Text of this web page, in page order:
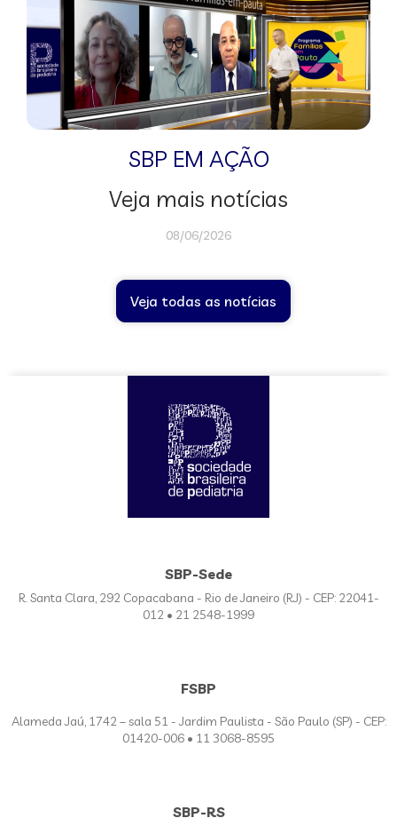
SBP EM AÇÃO
Veja mais notícias
08/06/2026
Veja todas as notícias
SBP-Sede
R. Santa Clara, 292 Copacabana - Rio de Janeiro (RJ) - CEP: 22041-
012 • 21 2548-1999
FSBP
Alameda Jaú, 1742 – sala 51 - Jardim Paulista - São Paulo (SP) - CEP:
01420-006 • 11 3068-8595
SBP-RS